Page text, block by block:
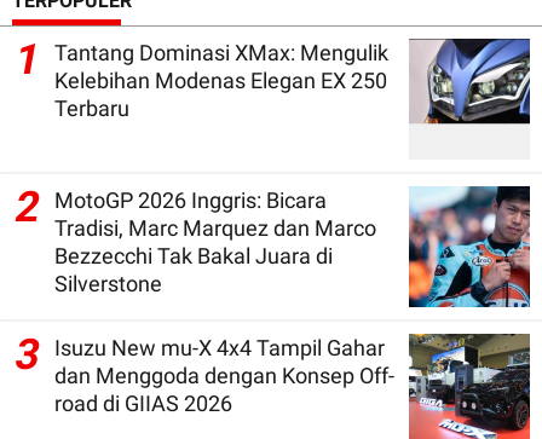
1
Tantang Dominasi XMax: Mengulik
Kelebihan Modenas Elegan EX 250
Terbaru
2
MotoGP 2026 Inggris: Bicara
Tradisi, Marc Marquez dan Marco
Bezzecchi Tak Bakal Juara di
Silverstone
3
Isuzu New mu-X 4x4 Tampil Gahar
dan Menggoda dengan Konsep Off-
road di GIIAS 2026